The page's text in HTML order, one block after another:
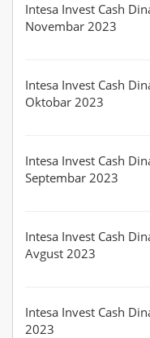
Intesa Invest Cash
Novembar 2023
Intesa Invest Cash
Oktobar 2023
Intesa Invest Cash
Septembar 2023
Intesa Invest Cash
Avgust 2023
Intesa Invest Cash
2023